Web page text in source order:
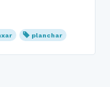
planchar